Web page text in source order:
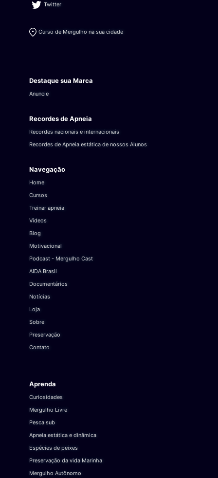
Twitter
Curso de Mergulho na sua cidade
Destaque sua Marca
Anuncie
Recordes de Apneia
Recordes nacionais e internacionais
Recordes de Apneia estática de nossos Alunos
Navegação
Home
Cursos
Treinar apneia
Vídeos
Blog
Motivacional
Podcast - Mergulho Cast
AIDA Brasil
Documentários
Notícias
Loja
Sobre
Preservação
Contato
Aprenda
Curiosidades
Mergulho Livre
Pesca sub
Apneia estática e dinâmica
Espécies de peixes
Preservação da vida Marinha
Mergulho Autônomo